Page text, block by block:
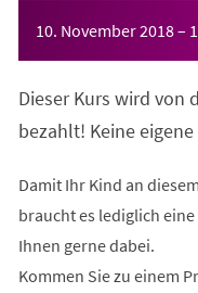
10. November 2018–
Dieser Kurs wird von
bezahlt! Keine
Damit Ihr Kind an
braucht es lediglich
Ihnen gerne dabei.
Kommen Sie zu einem